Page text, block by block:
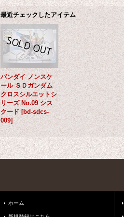
最近チェックしたアイテム
バンダイ ノンスケ
ール ＳＤガンダム
クロスシルエットシ
リーズ No.09 シス
クード [bd-sdcs-
009]
ホーム